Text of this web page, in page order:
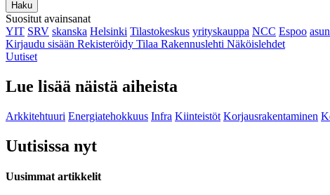
Haku
Suositut avainsanat
YIT SRV skanska Helsinki Tilastokeskus yrityskauppa NCC Espoo
Kirjaudu sisään Rekisteröidy Tilaa Rakennuslehti Näköislehdet
Uutiset
Lue lisää näistä aiheista
Arkkitehtuuri Energiatehokkuus Infra Kiinteistöt Korjausrakentaminen
Uutisissa nyt
Uusimmat artikkelit